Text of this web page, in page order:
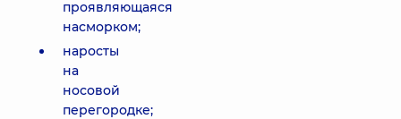
проявляющаяся
насморком;
наросты
на
носовой
перегородке;